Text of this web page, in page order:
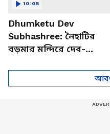
Dhumketu Dev
Subhashree: নৈহাটির
বড়মার মন্দিরে দেব-
10:05